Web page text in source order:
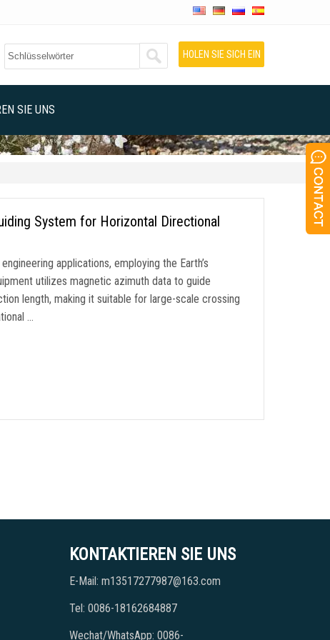
HOLEN SIE SICH EIN
SIE UNS
System for Horizontal Directional
applications,employing the Earth’s
utilizes magnetic azimuth data to guide
length,making it suitable for large-scale crossing
…
KONTAKTIEREN SIE UNS
E-Mail: m13517277987@163.com
Tel: 0086-18162684887
Wechat/WhatsApp: 0086-